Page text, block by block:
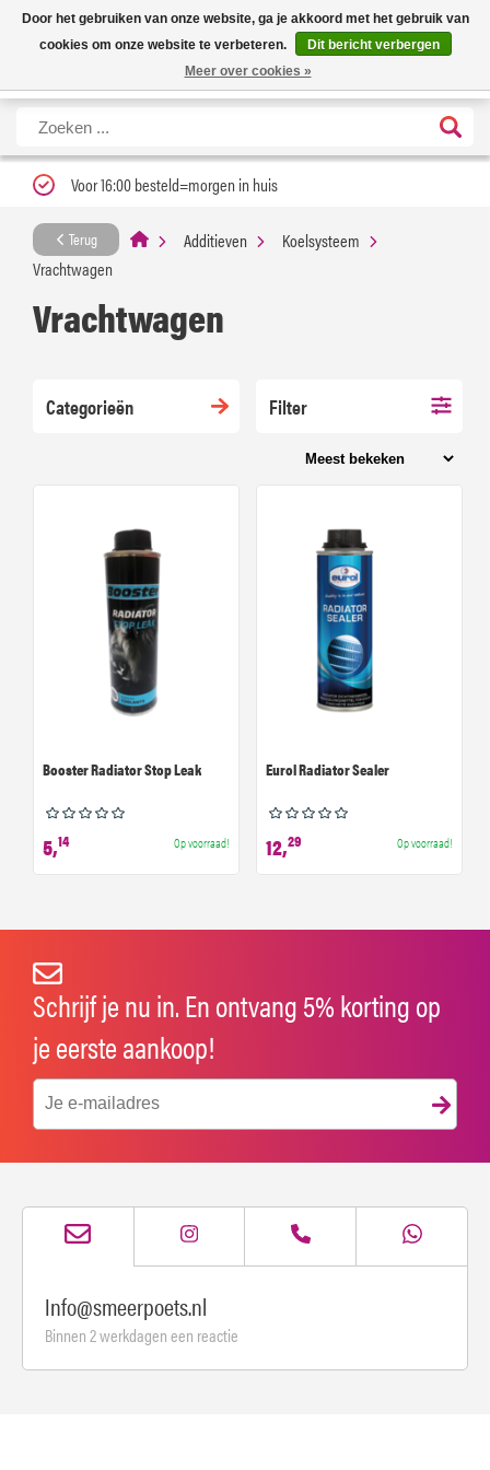
Nieuwe levertijd: 1 tot 3 werkdagen | Nu 25% korting op gehele assortiment
Carfume met kortingscode ''verfrissend''
X
Voor 16:00 besteld=morgen in huis
Terug Additieven
Koelsysteem
Vrachtwagen
Vrachtwagen
Categorieën Filter
Booster Radiator Stop Leak
5,14 Op voorraad!
Eurol Radiator Sealer
12,29 Op voorraad!
Schrijf je nu in. En ontvang 5% korting op
je eerste aankoop!
Info@smeerpoets.nl
Binnen 2 werkdagen een reactie
Door het gebruiken van onze website, ga je akkoord met het gebruik van
cookies om onze website te verbeteren.
Dit bericht verbergen
Meer over cookies »